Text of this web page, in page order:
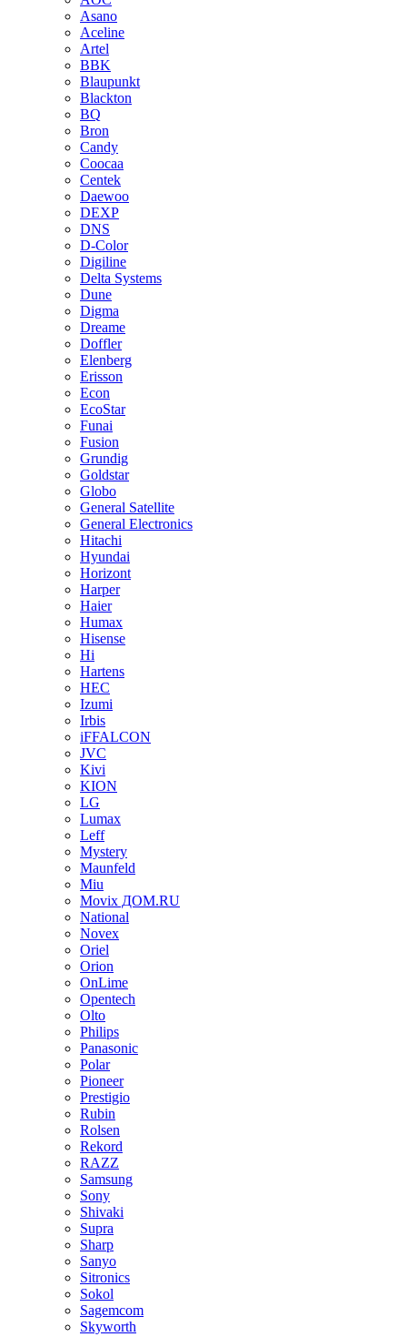
Asano
Aceline
Artel
BBK
Blaupunkt
Blackton
BQ
Bron
Candy
Coocaa
Centek
Daewoo
DEXP
DNS
D-Color
Digiline
Delta Systems
Dune
Digma
Dreame
Doffler
Elenberg
Erisson
Econ
EcoStar
Funai
Fusion
Grundig
Goldstar
Globo
General Satellite
General Electronics
Hitachi
Hyundai
Horizont
Harper
Haier
Humax
Hisense
Hi
Hartens
HEC
Izumi
Irbis
iFFALCON
JVC
Kivi
KION
LG
Lumax
Leff
Mystery
Maunfeld
Miu
Movix ДОМ.RU
National
Novex
Oriel
Orion
OnLime
Opentech
Olto
Philips
Panasonic
Polar
Pioneer
Prestigio
Rubin
Rolsen
Rekord
RAZZ
Samsung
Sony
Shivaki
Supra
Sharp
Sanyo
Sitronics
Sokol
Sagemcom
Skyworth